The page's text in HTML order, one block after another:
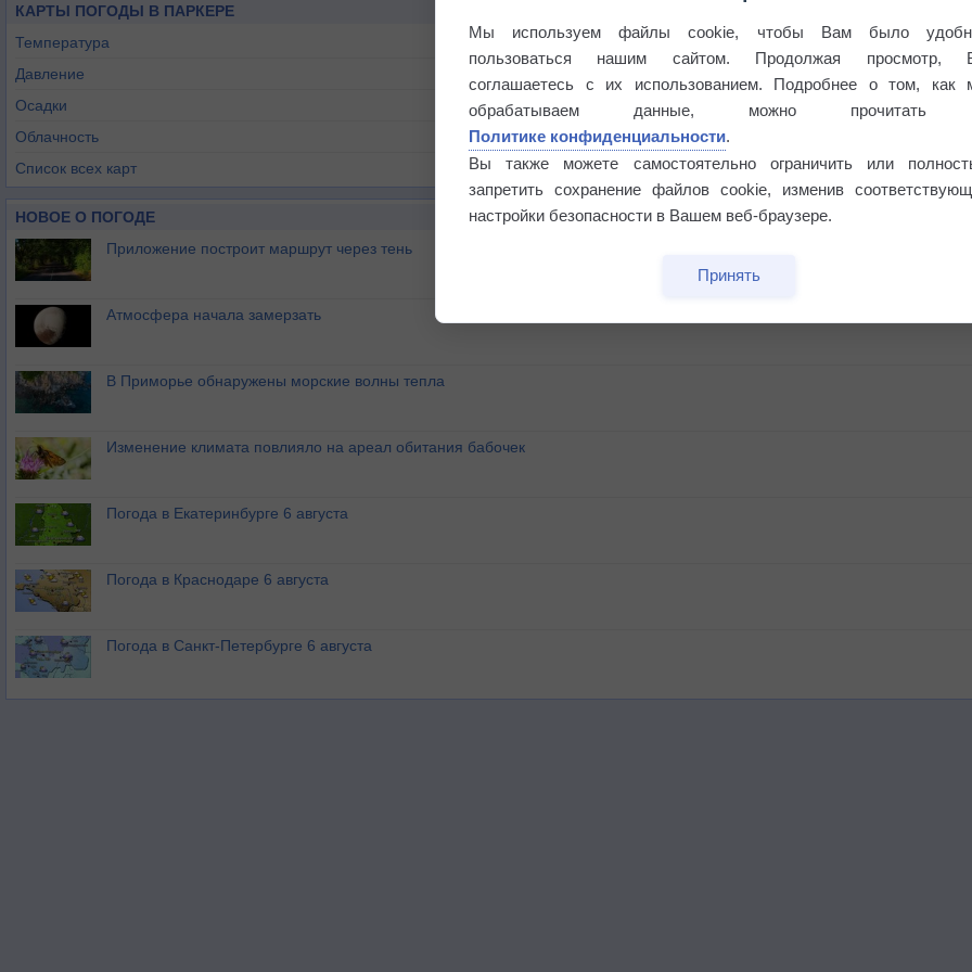
КАРТЫ ПОГОДЫ В ПАРКЕРЕ
Температура
Давление
Осадки
Облачность
Список всех карт
НОВОЕ О ПОГОДЕ
Приложение построит маршрут через тень
Атмосфера начала замерзать
В Приморье обнаружены морские волны тепла
Изменение климата повлияло на ареал обитания бабочек
Погода в Екатеринбурге 6 августа
Погода в Краснодаре 6 августа
Погода в Санкт-Петербурге 6 августа
Мы используем файлы cookie, чтобы Вам было
пользоваться нашим сайтом. Продолжая просмотр,
соглашаетесь с их использованием. Подробнее о том, как
обрабатываем данные, можно прочитать
Политике конфиденциальности.
Вы также можете самостоятельно ограничить или
запретить сохранение файлов cookie, изменив
настройки безопасности в Вашем веб-браузере.
Принять